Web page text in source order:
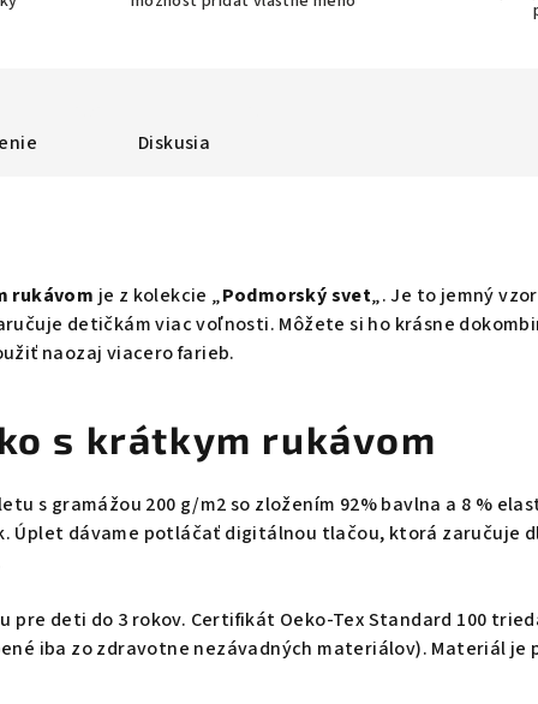
Diskusia
rukávom je z kolekcie „Podmorský svet„. Je to jemný
detičkám viac voľnosti. Môžete si ho krásne
naozaj viacero farieb.
s krátkym rukávom
s gramážou 200 g/m2 so zložením 92% bavlna a 8 %
Úplet dávame potláčať digitálnou tlačou, ktorá zaručuje
pre deti do 3 rokov. Certifikát Oeko-Tex Standard 100
iba zo zdravotne nezávadných materiálov). Materiál